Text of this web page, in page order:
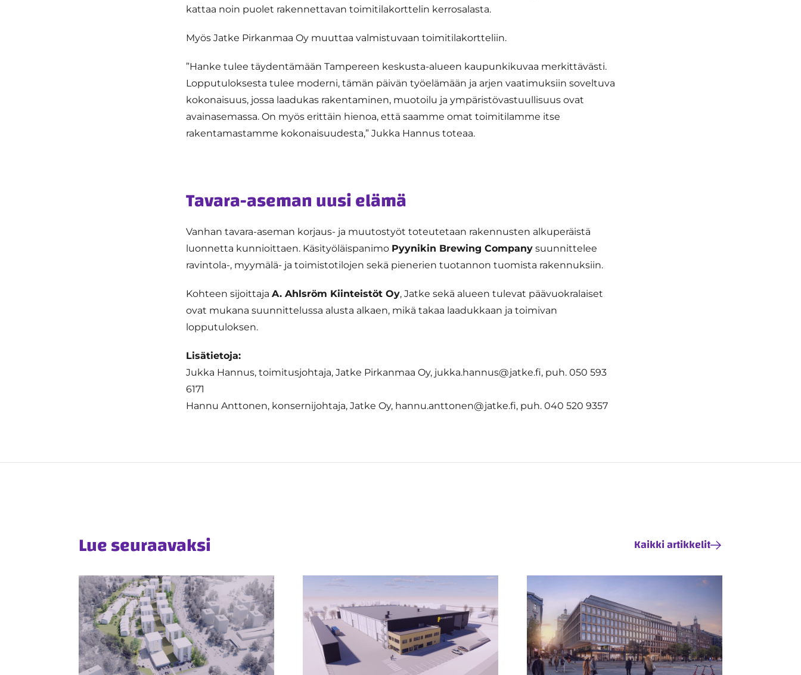
kattaa noin puolet rakennettavan toimitilakorttelin kerrosalasta.
Myös Jatke Pirkanmaa Oy muuttaa valmistuvaan toimitilakortteliin.
”Hanke tulee täydentämään Tampereen keskusta-alueen kaupunkikuvaa merkittävästi.
Lopputuloksesta tulee moderni, tämän päivän työelämään ja arjen vaatimuksiin soveltuva
kokonaisuus, jossa laadukas rakentaminen, muotoilu ja ympäristövastuullisuus ovat
avainasemassa. On myös erittäin hienoa, että saamme omat toimitilamme itse
rakentamastamme kokonaisuudesta,” Jukka Hannus toteaa.
Tavara-aseman uusi elämä
Vanhan tavara-aseman korjaus- ja muutostyöt toteutetaan rakennusten alkuperäistä
luonnetta kunnioittaen. Käsityöläispanimo Pyynikin Brewing Company suunnittelee
ravintola-, myymälä- ja toimistotilojen sekä pienerien tuotannon tuomista rakennuksiin.
Kohteen sijoittaja A. Ahlsröm Kiinteistöt Oy, Jatke sekä alueen tulevat päävuokralaiset
ovat mukana suunnittelussa alusta alkaen, mikä takaa laadukkaan ja toimivan
lopputuloksen.
Lisätietoja:
Jukka Hannus, toimitusjohtaja, Jatke Pirkanmaa Oy, jukka.hannus@jatke.fi, puh. 050 593
6171
Hannu Anttonen, konsernijohtaja, Jatke Oy, hannu.anttonen@jatke.fi, puh. 040 520 9357
Lue seuraavaksi Kaikki artikkelit